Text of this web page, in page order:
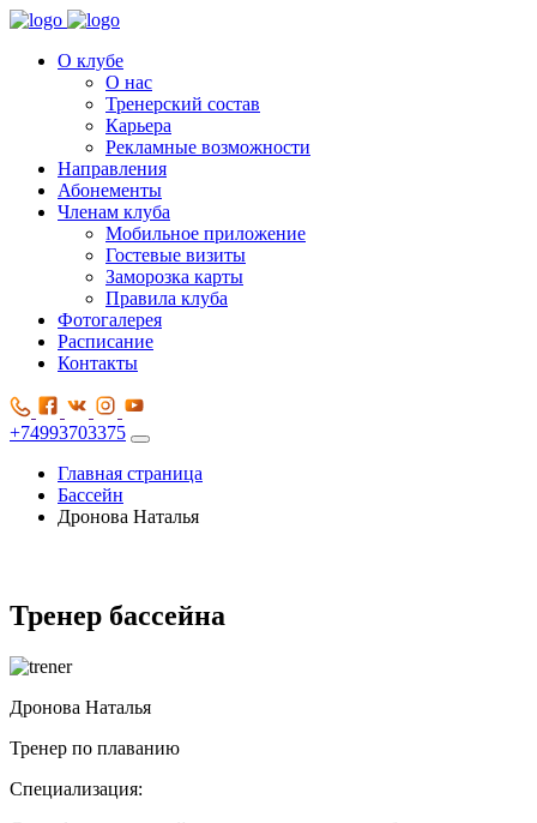
О клубе
О нас
Тренерский состав
Карьера
Рекламные возможности
Направления
Абонементы
Членам клуба
Мобильное приложение
Гостевые визиты
Заморозка карты
Правила клуба
Фотогалерея
Расписание
Контакты
+74993703375
Главная страница
Бассейн
Дронова Наталья
Тренер бассейна
Дронова Наталья
Тренер по плаванию
Специализация: